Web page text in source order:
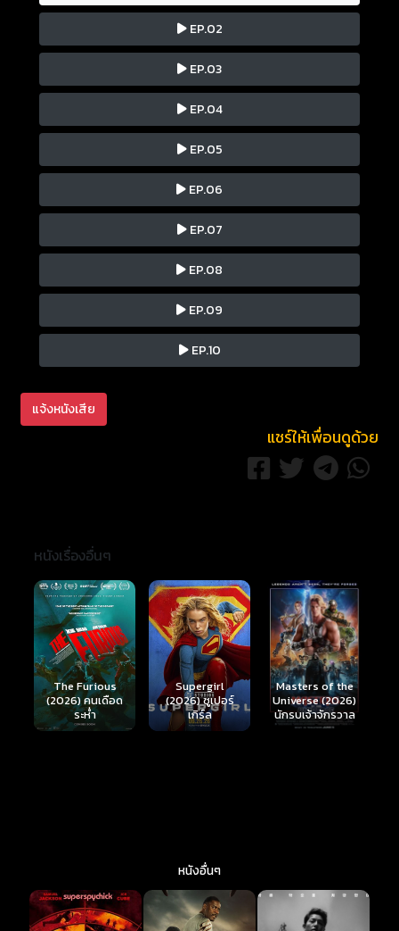
EP.02
EP.03
EP.04
EP.05
EP.06
EP.07
EP.08
EP.09
EP.10
แจ้งหนังเสีย
แชร์ให้เพื่อนดูด้วย
หนังเรื่องอื่นๆ
The Furious
(2026) คนเดือด
ระห่ำ
Supergirl
(2026) ซูเปอร์
เกิร์ล
Masters of the
Universe (2026)
นักรบเจ้าจักรวาล
หนังอื่นๆ